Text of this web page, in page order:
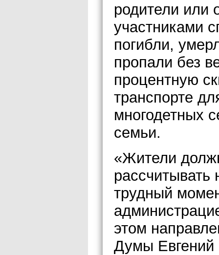
родители или
участниками
погибли,
пропали без
процентную
транспорте
многодетных
семьи.
«Жители
рассчитывать
трудный
этом
Думы Евгений